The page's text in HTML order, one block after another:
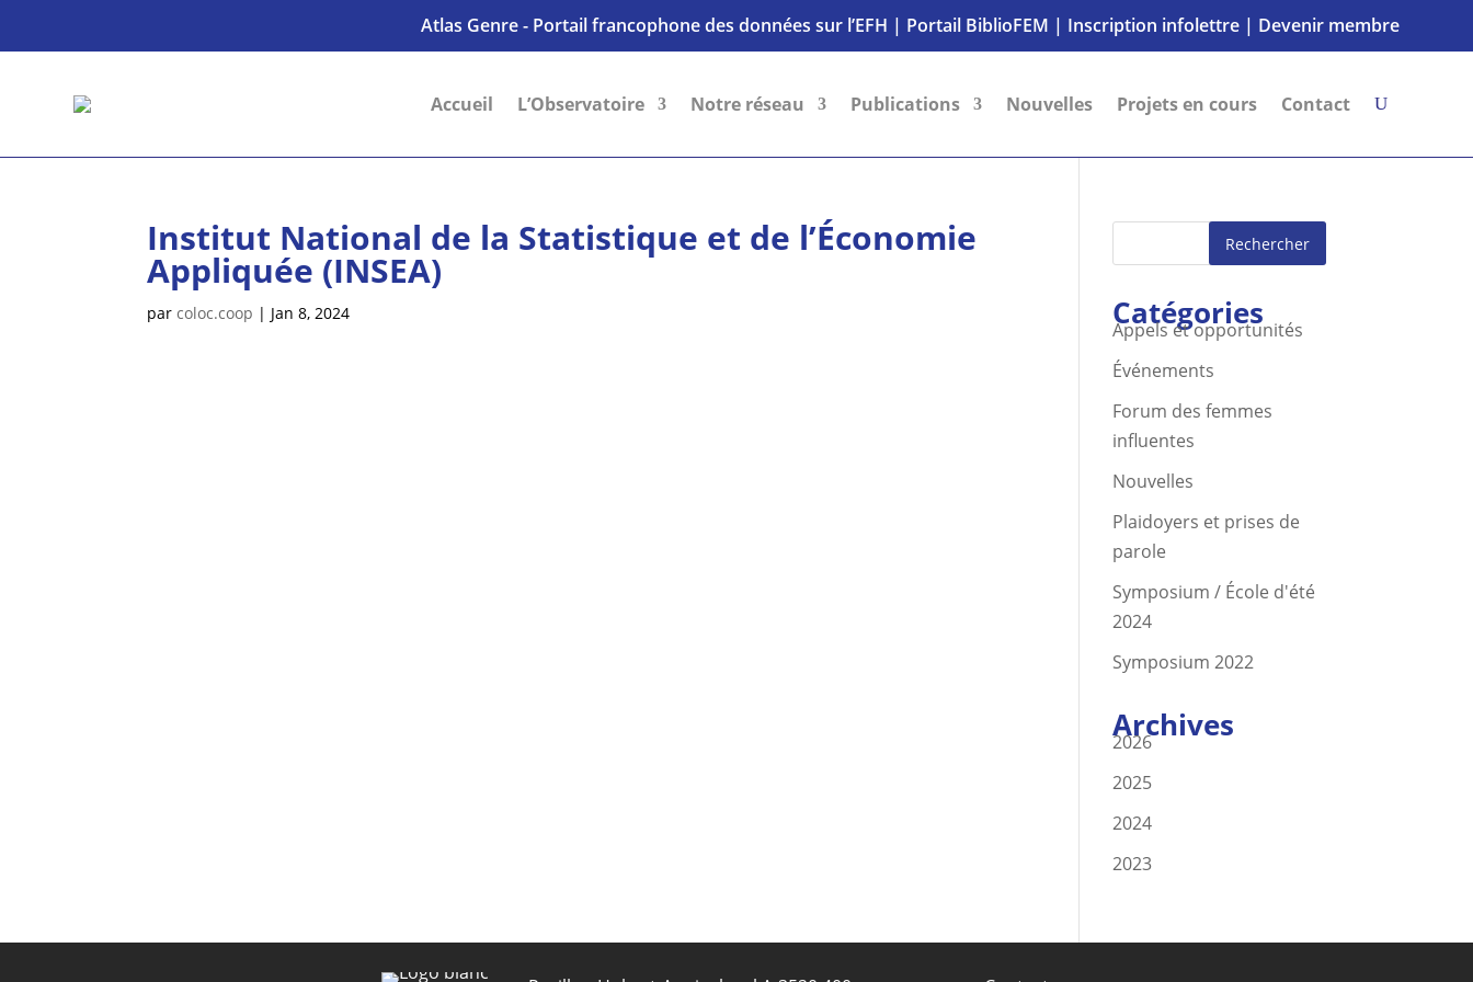
Atlas Genre - Portail francophone des données sur l’EFH | Portail BiblioFEM | Inscription infolettre| Devenir membre
Accueil L’Observatoire Notre réseau Publications Nouvelles Projets en cours Contact
Institut National de la Statistique et de l’Économie
Appliquée (INSEA)
parcoloc.coop | Jan 8, 2024
Rechercher
Catégories
Appels et opportunités
Événements
Forum des femmes
influentes
Nouvelles
Plaidoyers et prises de
parole
Symposium / École d'été
2024
Symposium 2022
Archives
2026
2025
2024
2023